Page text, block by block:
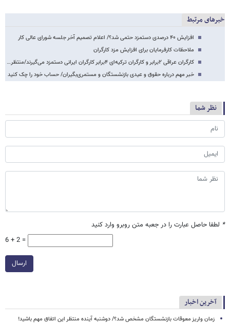
خبرهای مرتبط
افزایش ۴۰ درصدی دستمزد حتمی شد؟/ اعلام تصمیم آخر جلسه شورای عالی کار
ملاحظات کارفرمایان برای افزایش مزد کارگران
کارگران عراقی ۲برابر و کارگران ترکیه‌ای ۴برابر کارگران ایرانی دستمزد می‌گیرند/منتظر…
خبر مهم درباره حقوق و عیدی بازنشستگان و مستمری‌بگیران/ حساب خود را چک کنید
نظر شما
* لطفا حاصل عبارت را در جعبه متن روبرو وارد کنید
6 + 2 =
ارسال
آخرین اخبار
زمان واریز معوقات بازنشستگان مشخص شد؟/ دوشنبه آینده منتظر این اتفاق مهم باشید!